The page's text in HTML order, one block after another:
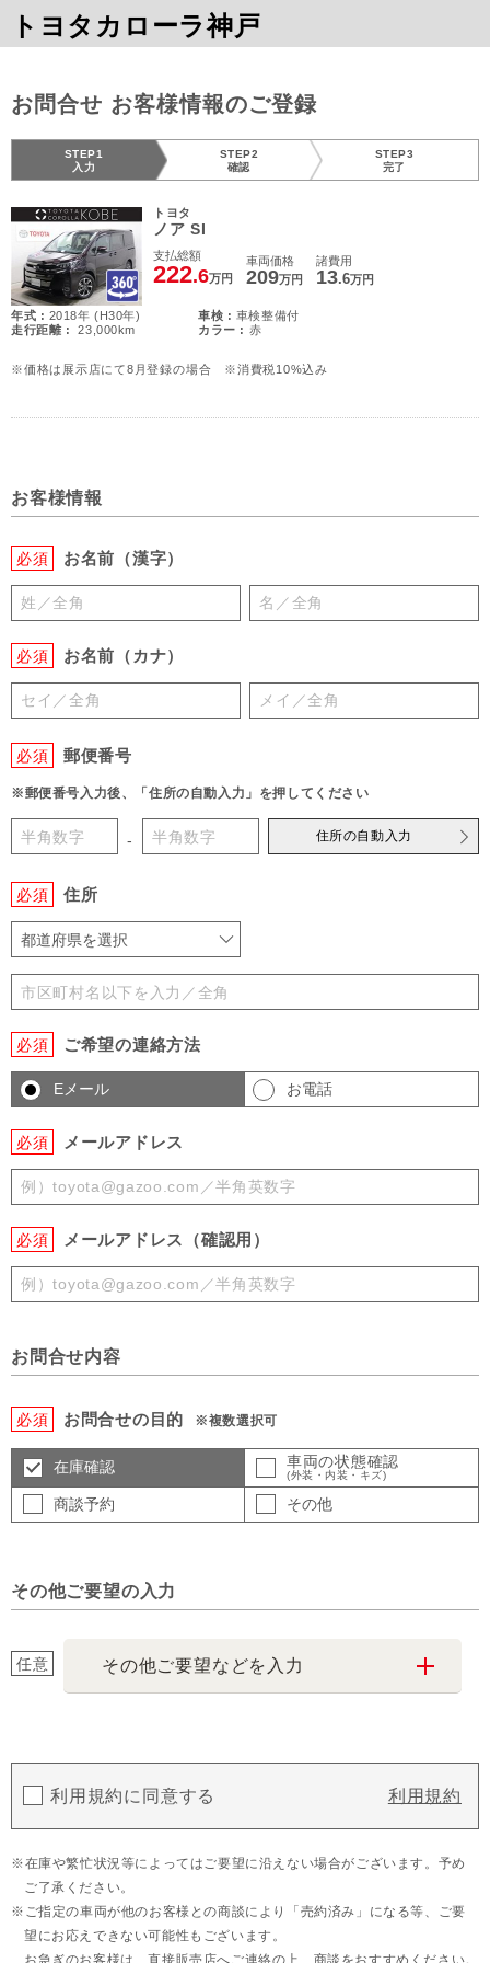
トヨタカローラ神戸
お問合せ お客様情報のご登録
STEP1
入力
STEP2
確認
STEP3
完了
トヨタ
ノア SI
支払総額
222.6万円
車両価格
209万円
諸費用
13.6万円
年式 : 2018年 (H30年) 車検 : 車検整備付
走行距離 :
23,000km カラー : 赤
※価格は展示店にて8月登録の場合 ※消費税10%込み
お客様情報
必須 お名前（漢字）
必須 お名前（カナ）
必須 郵便番号
※郵便番号入力後、「住所の自動入力」を押してください
- 住所の自動入力
必須 住所
都道府県を選択
必須 ご希望の連絡方法
Eメール お電話
必須 メールアドレス
必須 メールアドレス（確認用）
お問合せ内容
必須 お問合せの目的 ※複数選択可
在庫確認 車両の状態確認
(外装・内装・キズ)
商談予約 その他
その他ご要望の入力
任意 その他ご要望などを入力
利用規約に同意する 利用規約
在庫や繁忙状況等によってはご要望に沿えない場合がございます。予め
ご了承ください。
ご指定の車両が他のお客様との商談により「売約済み」になる等、ご要
望にお応えできない可能性もございます。
お急ぎのお客様は、直接販売店へご連絡の上、商談をおすすめください。